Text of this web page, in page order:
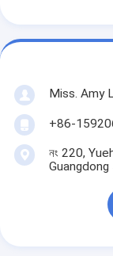
Miss. Amy
+86-
নং 220,